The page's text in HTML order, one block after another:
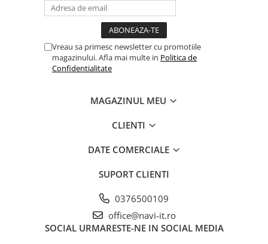
Vreau sa primesc newsletter cu promotiile
magazinului. Afla mai multe in Politica de
Confidentialitate
MAGAZINUL MEU
CLIENTI
DATE COMERCIALE
SUPORT CLIENTI
0376500109
office@navi-it.ro
SOCIAL URMARESTE-NE IN SOCIAL MEDIA